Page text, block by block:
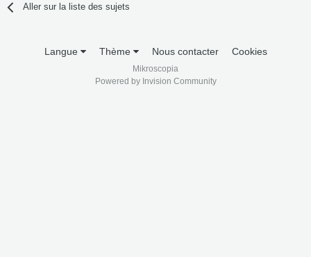
Aller sur la liste des sujets
Langue Thème Nous contacter Cookies
Mikroscopia
Powered by Invision Community